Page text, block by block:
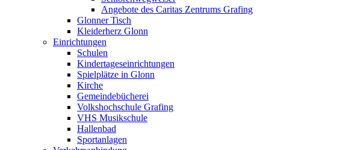
Angebote des Caritas Zentrums Grafing
Glonner Tisch
Kleiderherz Glonn
Einrichtungen
Schulen
Kindertageseinrichtungen
Spielplätze in Glonn
Kirche
Gemeindebücherei
Volkshochschule Grafing
VHS Musikschule
Hallenbad
Sportanlagen